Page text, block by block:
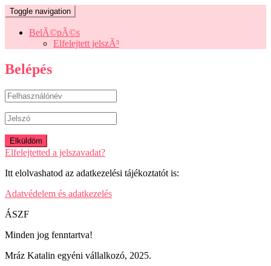
Toggle navigation
BelÃ©pÃ©s
Elfelejtett jelszÃ³
Belépés
Elfelejtetted a jelszavadat?
Itt elolvashatod az adatkezelési tájékoztatót is:
Adatvédelem és adatkezelés
ÁSZF
Minden jog fenntartva!
Mráz Katalin egyéni vállalkozó, 2025.